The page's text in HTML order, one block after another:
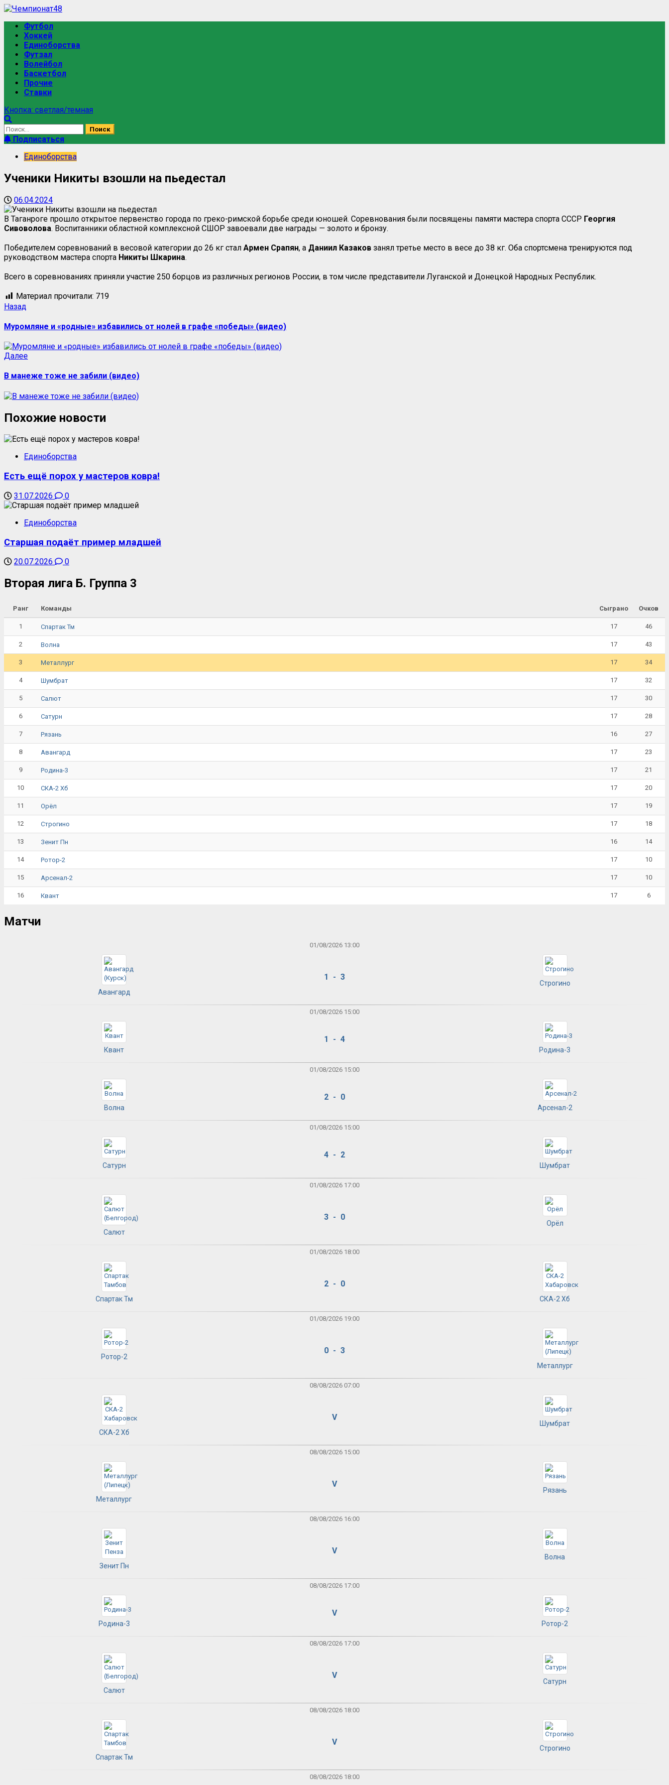
Футбол
Хоккей
Единоборства
Футзал
Волейбол
Баскетбол
Прочие
Ставки
Кнопка: светлая/темная
Подписаться
Единоборства
Ученики Никиты взошли на пьедестал
06.04.2024
В Таганроге прошло открытое первенство города по греко-римской борьбе среди юношей. Соревнования были посвящены памяти мастера спорта СССР Георгия
Сивоволова. Воспитанники областной комплексной СШОР завоевали две награды — золото и бронзу.
Победителем соревнований в весовой категории до 26 кг стал Армен Срапян, а Даниил Казаков занял третье место в весе до 38 кг. Оба спортсмена тренируются под
руководством мастера спорта Никиты Шкарина.
Всего в соревнованиях приняли участие 250 борцов из различных регионов России, в том числе представители Луганской и Донецкой Народных Республик.
Материал прочитали: 719
Назад
Муромляне и «родные» избавились от нолей в графе «победы» (видео)
Далее
В манеже тоже не забили (видео)
Похожие новости
Единоборства
Есть ещё порох у мастеров ковра!
31.07.2026 0
Единоборства
Старшая подаёт пример младшей
20.07.2026 0
Вторая лига Б. Группа 3
Ранг Команды Сыграно Очков
1 Спартак Тм 17 46
2 Волна 17 43
3 Металлург 17 34
4 Шумбрат 17 32
5 Салют 17 30
6 Сатурн 17 28
7 Рязань 16 27
8 Авангард 17 23
9 Родина-3 17 21
10 СКА-2 Хб 17 20
11 Орёл 17 19
12 Строгино 17 18
13 Зенит Пн 16 14
14 Ротор-2 17 10
15 Арсенал-2 17 10
16 Квант 17 6
Матчи
01/08/2026 13:00
Авангард
1 - 3
Строгино
01/08/2026 15:00
Квант
1 - 4
Родина-3
01/08/2026 15:00
Волна
2 - 0
Арсенал-2
01/08/2026 15:00
Сатурн
4 - 2
Шумбрат
01/08/2026 17:00
Салют
3 - 0
Орёл
01/08/2026 18:00
Спартак Тм
2 - 0
СКА-2 Хб
01/08/2026 19:00
Ротор-2
0 - 3
Металлург
08/08/2026 07:00
СКА-2 Хб
V
Шумбрат
08/08/2026 15:00
Металлург
V
Рязань
08/08/2026 16:00
Зенит Пн
V
Волна
08/08/2026 17:00
Родина-3
V
Ротор-2
08/08/2026 17:00
Салют
V
Сатурн
08/08/2026 18:00
Спартак Тм
V
Строгино
08/08/2026 18:00